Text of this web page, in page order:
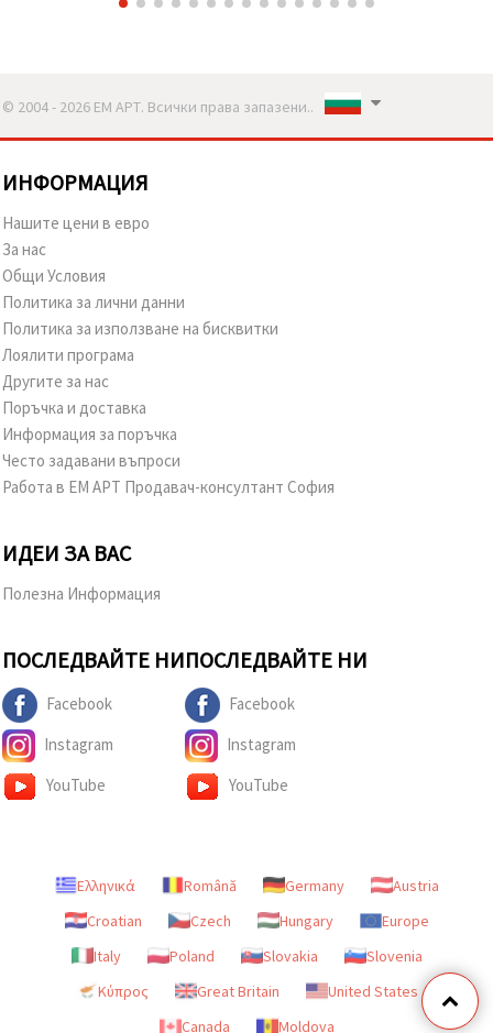
© 2004 - 2026 ЕМ АРТ. Всички права запазени..
ИНФОРМАЦИЯ
Нашите цени в евро
За нас
Общи Условия
Политика за лични данни
Политика за използване на бисквитки
Лоялити програма
Другите за нас
Поръчка и доставка
Информация за поръчка
Често задавани въпроси
Работа в ЕМ АРТ Продавач-консултант София
ИДЕИ ЗА ВАС
Полезна Информация
ПОСЛЕДВАЙТЕ НИ
Facebook
Instagram
YouTube
ПОСЛЕДВАЙТЕ НИ
Facebook
Instagram
YouTube
Ελληνικά Română Germany
Austria
Croatian
Czech Hungary
Europe
Italy
Poland Slovakia
Slovenia
Κύπρος
Great Britain
United States
Canada
Moldova